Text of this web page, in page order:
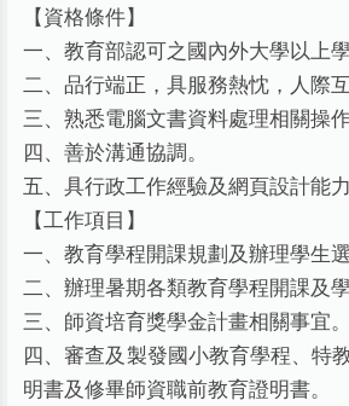
【資格條件】
一、教育部認可之國內外大學以上學
二、品行端正，具服務熱忱，人際互
三、熟悉電腦文書資料處理相關操作
四、善於溝通協調。
五、具行政工作經驗及網頁設計能
【工作項目】
一、教育學程開課規劃及辦理學生選
二、辦理暑期各類教育學程開課及
三、師資培育獎學金計畫相關事宜。
四、審查及製發國小教育學程、特
明書及修畢師資職前教育證明書。